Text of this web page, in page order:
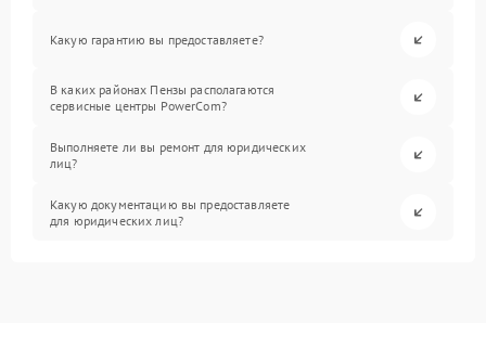
Какую гарантию вы предоставляете?
В каких районах Пензы располагаются
сервисные центры PowerCom?
Выполняете ли вы ремонт для юридических
лиц?
Какую документацию вы предоставляете
для юридических лиц?